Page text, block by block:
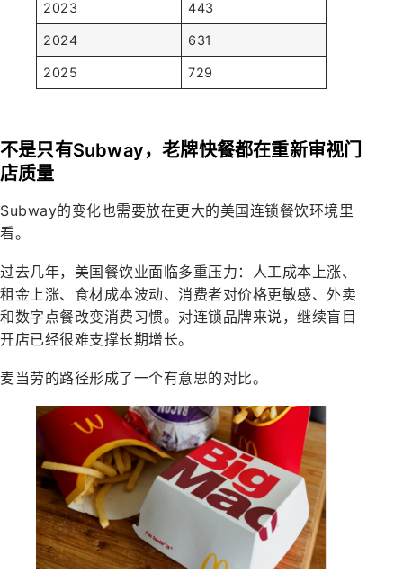
2023 443
2024 631
2025 729
不是只有Subway，老牌快餐都在重新审视门
店质量
Subway的变化也需要放在更大的美国连锁餐饮环境里
看。
过去几年，美国餐饮业面临多重压力：人工成本上涨、
租金上涨、食材成本波动、消费者对价格更敏感、外卖
和数字点餐改变消费习惯。对连锁品牌来说，继续盲目
开店已经很难支撑长期增长。
麦当劳的路径形成了一个有意思的对比。